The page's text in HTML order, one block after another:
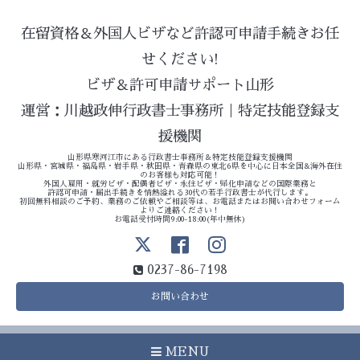
在留資格＆外国人ビザなど許認可申請手続きお任
せください!
ビザ＆許可申請サポート山形
運営：川越政伸行政書士事務所｜特定技能登録支
援機関
山形県寒河江市にある行政書士事務所＆特定技能登録支援機関
山形県・宮城県・福島県・岩手県・秋田県・青森県の東北6県を中心に日本全国&海外在住
のお客様も対応可能！
外国人雇用・就労ビザ・配偶者ビザ・永住ビザ・帰化申請などの国際業務と
許認可申請・届出手続きを情熱溢れる30代の若手行政書士が代行します。
初回無料相談のご予約、業務のご依頼やご相談等は、お電話またはお問い合わせフォーム
よりご連絡ください！
お電話受付時間9:00-18:00(年中無休)
0237-86-7198
お問い合わせ
MENU